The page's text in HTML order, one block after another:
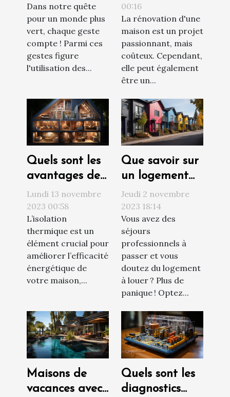
linge
Dans notre quête
pour un monde plus
vert, chaque geste
compte ! Parmi ces
gestes figure
l'utilisation des...
valeur de votre
propriété
00:16
La rénovation d'une
maison est un projet
passionnant, mais
coûteux. Cependant,
elle peut également
être un...
Quels sont les
avantages de
l’isolation
thermique par
l’intérieur pour
votre maison ?
Lundi 13 novembre
2023 00:58
L’isolation
thermique est un
élément crucial pour
améliorer l’efficacité
énergétique de
votre maison,...
Que savoir sur
un logement
social ?
Jeudi 2 novembre
2023 18:14
Vous avez des
séjours
professionnels à
passer et vous
doutez du logement
à louer ? Plus de
panique ! Optez...
Maisons de
vacances avec
Quels sont les
diagnostics